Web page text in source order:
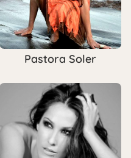
Pastora Soler